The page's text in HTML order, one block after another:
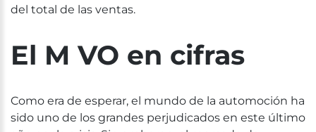
del total de las ventas.
El M VO en cifras
Como era de esperar, el mundo de la automoción ha
sido uno de los grandes perjudicados en este último